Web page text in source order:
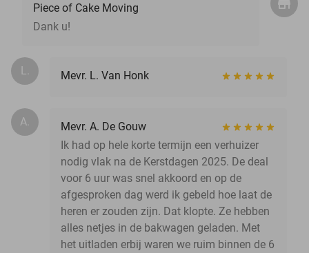
Piece of Cake Moving
Dank u!
L. Mevr. L. Van Honk
A.
Mevr. A. De Gouw
Ik had op hele korte termijn een verhuizer
nodig vlak na de Kerstdagen 2025. De deal
voor 6 uur was snel akkoord en op de
afgesproken dag werd ik gebeld hoe laat de
heren er zouden zijn. Dat klopte. Ze hebben
alles netjes in de bakwagen geladen. Met
het uitladen erbij waren we ruim binnen de 6